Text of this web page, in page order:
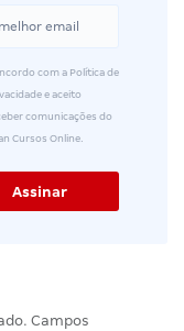
com a Política de
e aceito
comunicações do
Cursos Online.
Campos